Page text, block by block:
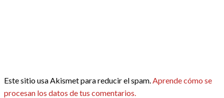
Este sitio usa Akismet para reducir el spam. Aprende cómo se
procesan los datos de tus comentarios.